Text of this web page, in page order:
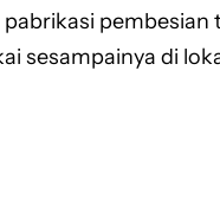
sesampainya di